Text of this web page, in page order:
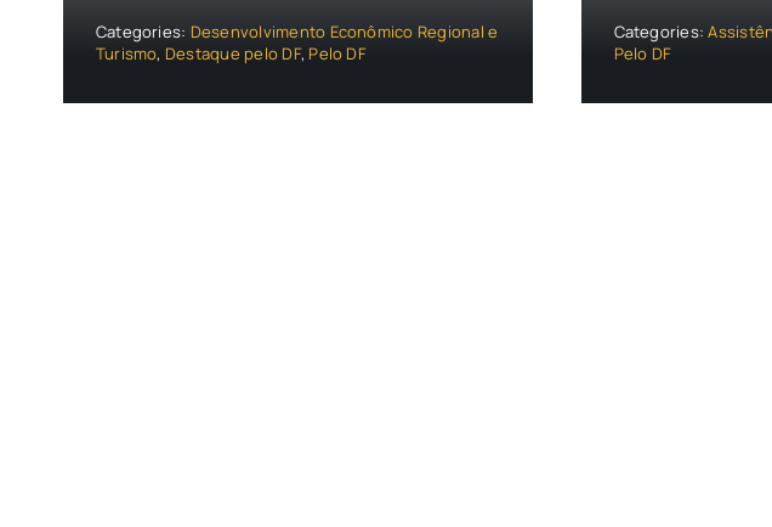
Categories: Desenvolvimento Econômico Regional e
Turismo, Destaque pelo DF, Pelo DF
Categories:
Pelo DF